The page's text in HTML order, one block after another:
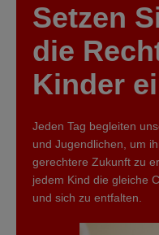
Setzen
die
Kinder
Jeden Tag begleiten
und Jugendlichen, um
gerechtere Zukunft zu
jedem Kind die gleiche
und sich zu entfalten.